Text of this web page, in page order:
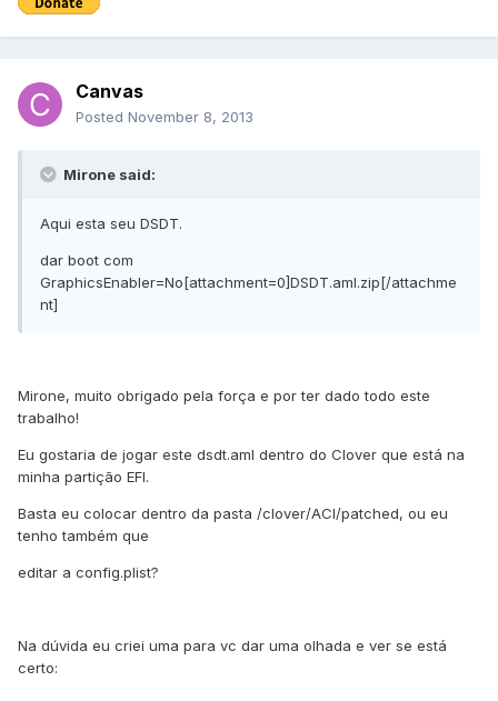
Canvas
Posted November 8, 2013
Mirone said:
Aqui esta seu DSDT.
dar boot com
GraphicsEnabler=No[attachment=0]DSDT.aml.zip[/attachme
nt]
Mirone, muito obrigado pela força e por ter dado todo este
trabalho!
Eu gostaria de jogar este dsdt.aml dentro do Clover que está na
minha partição EFI.
Basta eu colocar dentro da pasta /clover/ACI/patched, ou eu
tenho também que
editar a config.plist?
Na dúvida eu criei uma para vc dar uma olhada e ver se está
certo: